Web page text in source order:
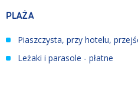
PLAŻA
Piaszczysta, przy hotelu,
Leżaki i parasole - płatne